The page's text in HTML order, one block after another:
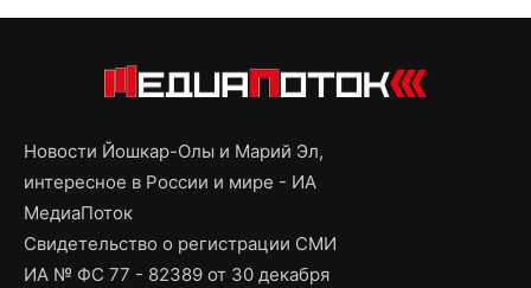
Новости Йошкар-Олы и Марий Эл,
интересное в России и мире - ИА
МедиаПоток
Свидетельство о регистрации СМИ
ИА № ФС 77 - 82389 от 30 декабря